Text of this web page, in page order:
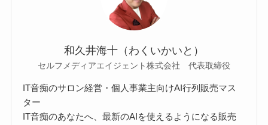
和久井海十（わくいかいと）
セルフメディアエイジェント株式会社 代表取締役
IT音痴のサロン経営・個人事業主向けAI行列販売マス
ター
IT音痴のあなたへ、最新のAIを使えるようになる販売